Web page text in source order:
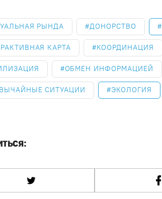
РЫНДА ДОНОРСТВО
КАРТА КООРДИНАЦИЯ
ОБМЕН ИНФОРМАЦИЕЙ
СИТУАЦИИ ЭКОЛОГИЯ